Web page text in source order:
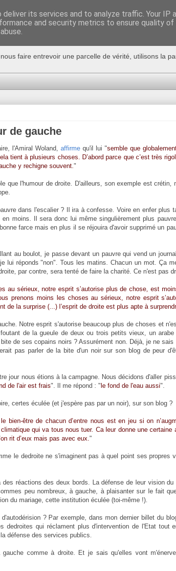
faire entrevoir une parcelle de vérité, utilisons la
de gauche
l'Amiral Woland, affirme qu'il lui "semble que
tient à plusieurs choses. D’abord parce que c’est très
y rechigne souvent. "
que l'humour de droite. D'ailleurs, son exemple est crétin,
dans l'escalier ? Il ira à confesse. Voire en enfer plus
moins. Il sera donc lui même singulièrement plus
farce mais en plus il se réjouira d'avoir supprimé un
au boulot, je passe devant un pauvre qui vend un
lui réponds "non". Tous les matins. Chacun un mot. Ça
par contre, sera tenté de faire la charité. Ce n'est pas
au sérieux, notre esprit s’autorise plus de chose, est
prenons moins les choses au sérieux, notre esprit
de la surprise (...) l’esprit de droite est plus apte à
Notre esprit s'autorise beaucoup plus de choses et
de la gueule de deux ou trois petits vieux, un arabe
de ses copains noirs ? Assurément non. Déjà, je ne sais
pas parler de la bite d'un noir sur son blog de peur
jour nous étions à la campagne. Nous décidons d'aller
de l'air est frais". Il me répond : " le fond de l'eau aussi".
certes éculée (et j'espère pas par un noir), sur son blog ?
bien-être de chacun d’entre nous est en jeu si on
qui va tous nous tuer. Ca leur donne une certaine
rit d’eux mais pas avec eux. "
le dedroite ne s'imaginent pas à quel point ses propres
réactions des deux bords. La défense de leur vision du
peu nombreux, à gauche, à plaisanter sur le fait
du mariage, cette institution éculée (toi-même !).
? Par exemple, dans mon dernier billet du
dedroites qui réclament plus d'intervention de l'Etat tout
défense des services publics.
comme à droite. Et je sais qu'elles vont
its services and to analyze traffic. Your IP
and security metrics to ensure quality of